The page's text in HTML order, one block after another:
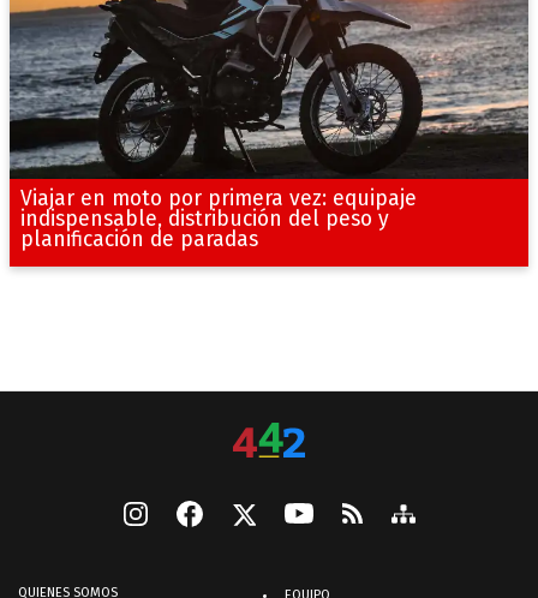
Viajar en moto por primera vez: equipaje
indispensable, distribución del peso y
planificación de paradas
QUIENES SOMOS EQUIPO